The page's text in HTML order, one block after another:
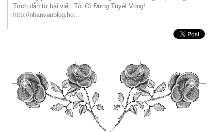
Trích dẫn từ bài viết: Tôi Ơi Đừng Tuyệt Vọng!
http://nhanvanblog.ho...